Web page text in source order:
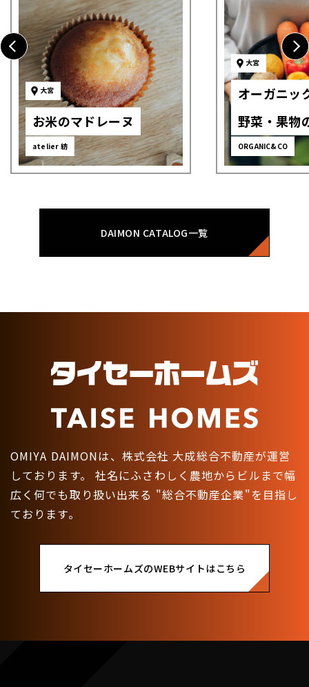
大宮
お米のマドレーヌ
atelier 紡
大宮
オーガニッ
野菜・果物
ORGANIC&CO
DAIMON CATALOG一覧
OMIYA DAIMONは、株式会社 大成総合不動産が運営
しております。
社名にふさわしく農地からビルまで幅
広く何でも取り扱い出来る "総合不動産企業"を目指し
ております。
タイセーホームズのWEBサイトはこちら